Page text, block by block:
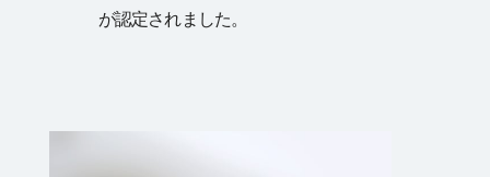
が認定されました。